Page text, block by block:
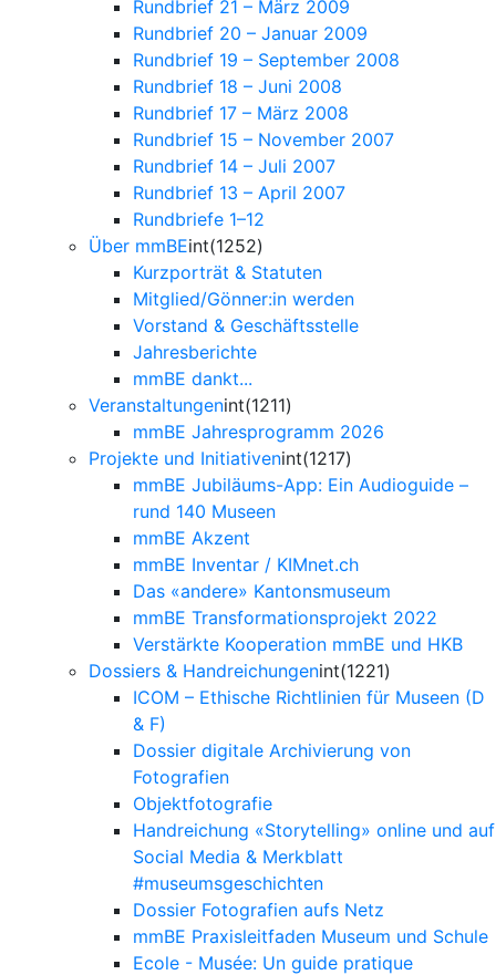
Rundbrief 21 – März 2009
Rundbrief 20 – Januar 2009
Rundbrief 19 – September 2008
Rundbrief 18 – Juni 2008
Rundbrief 17 – März 2008
Rundbrief 15 – November 2007
Rundbrief 14 – Juli 2007
Rundbrief 13 – April 2007
Rundbriefe 1–12
Über mmBEint(1252)
Kurzporträt & Statuten
Mitglied/Gönner:in werden
Vorstand & Geschäftsstelle
Jahresberichte
mmBE dankt...
Veranstaltungenint(1211)
mmBE Jahresprogramm 2026
Projekte und Initiativenint(1217)
mmBE Jubiläums-App: Ein Audioguide –
rund 140 Museen
mmBE Akzent
mmBE Inventar / KIMnet.ch
Das «andere» Kantonsmuseum
mmBE Transformationsprojekt 2022
Verstärkte Kooperation mmBE und HKB
Dossiers & Handreichungenint(1221)
ICOM – Ethische Richtlinien für Museen (D
& F)
Dossier digitale Archivierung von
Fotografien
Objektfotografie
Handreichung «Storytelling» online und auf
Social Media & Merkblatt
#museumsgeschichten
Dossier Fotografien aufs Netz
mmBE Praxisleitfaden Museum und Schule
Ecole - Musée: Un guide pratique